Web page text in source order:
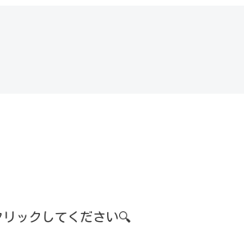
ックしてください🔍